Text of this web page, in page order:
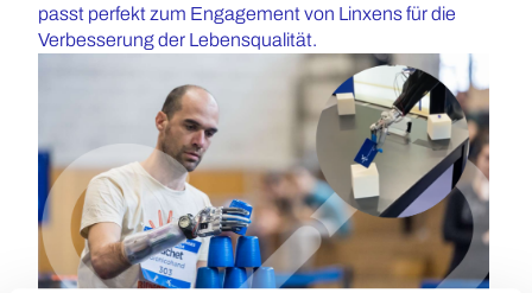
passt perfekt zum Engagement von Linxens für die
Verbesserung der Lebensqualität.